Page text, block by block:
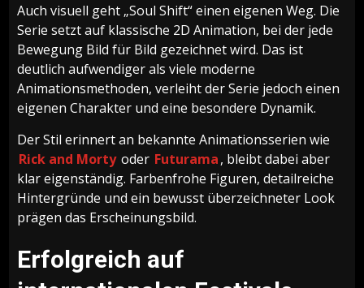
Auch visuell geht „Soul Shift“ einen eigenen Weg. Die
Serie setzt auf klassische 2D Animation, bei der jede
Bewegung Bild für Bild gezeichnet wird. Das ist
deutlich aufwendiger als viele moderne
Animationsmethoden, verleiht der Serie jedoch einen
eigenen Charakter und eine besondere Dynamik.
Der Stil erinnert an bekannte Animationsserien wie
Rick and Morty oder Futurama, bleibt dabei aber
klar eigenständig. Farbenfrohe Figuren, detailreiche
Hintergründe und ein bewusst überzeichneter Look
prägen das Erscheinungsbild.
Erfolgreich auf